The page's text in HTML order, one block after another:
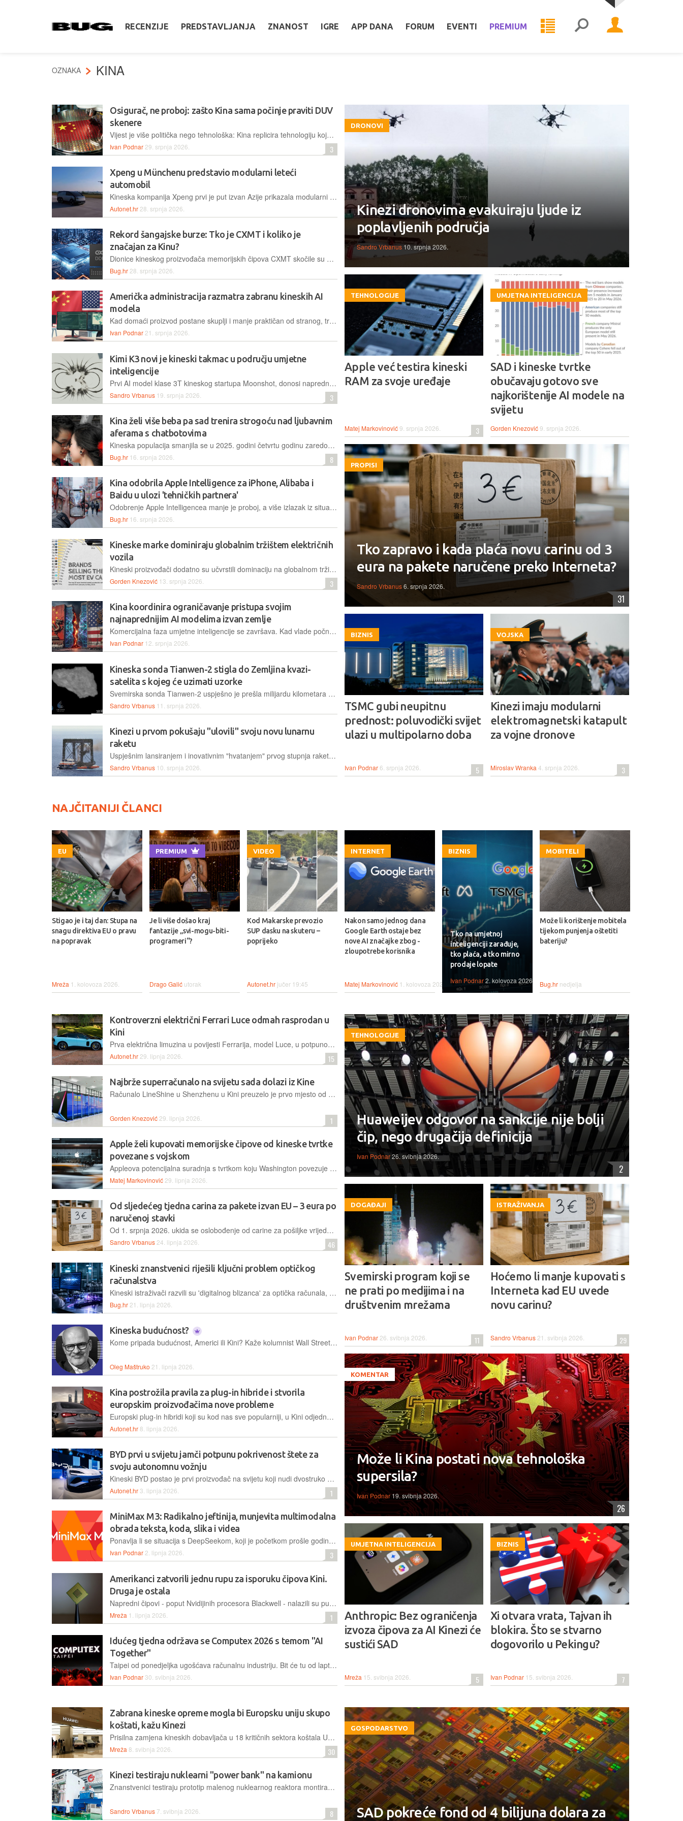
RECENZIJE PREDSTAVLJANJA ZNANOST IGRE APP DANA FORUM EVENTI PREMIUM
OZNAKA KINA
Osigurač, ne proboj: zašto Kina sama počinje praviti DUV
skenere
Vijest je više politička nego tehnološka: Kina replicira tehnologiju koju tržište već postupno potiskuje, dok joj je pristup onoj sljedećoj i važnijoj i dalje blokiran.
Ivan Podnar 29. srpnja 2026. 3
Xpeng u Münchenu predstavio modularni leteći
automobil
Kineska kompanija Xpeng prvi je put izvan Azije prikazala modularni leteći automobil s odvojivom letjelicom, čija je masovna proizvodnja planirana već za ovu godinu
Autonet.hr 28. srpnja 2026.
Rekord šangajske burze: Tko je CXMT i koliko je
značajan za Kinu?
Dionice kineskog proizvođača memorijskih čipova CXMT skočile su u ponedjeljak oko 466 posto u prvom danu trgovanja na šangajskoj burzi, čime je tvrtka osnovana tek 2016. godine postala najvrednija kompanija uvrštena u ponudu na kineskom tržištu kapitala
Bug.hr 28. srpnja 2026.
Američka administracija razmatra zabranu kineskih AI
modela
Kad domaći proizvod postane skuplji i manje praktičan od stranog, tržišna logika nalaže da se odgovori boljim i jeftinijim proizvodom. Umjesto toga razmatra se administrativno presijecanje pristupa, po sistemu koji podsjeća na carinsku politiku posljednjih godina, samo prevedenu iz čelika i soje u modele umjetne inteligencije
Ivan Podnar 21. srpnja 2026.
Kimi K3 novi je kineski takmac u području umjetne
inteligencije
Prvi AI model klase 3T kineskog startupa Moonshot, donosi napredne mogućnosti vizualnog zaključivanja i kodiranja, a navodno se može mjeriti s Fableom 5 i sličnima
Sandro Vrbanus 19. srpnja 2026. 3
Kina želi više beba pa sad trenira strogoću nad ljubavnim
aferama s chatbotovima
Kineska populacija smanjila se u 2025. godini četvrtu godinu zaredom, pavši na 1,405 milijardi. Desetljeća rigorozne politike jednog djeteta ostavila su iza sebe društvo koje rapidno stari, a u utrci između hladnih algoritama i toplih ljudskih priča, država je odlučila intervenirati
Bug.hr 16. srpnja 2026. 8
Kina odobrila Apple Intelligence za iPhone, Alibaba i
Baidu u ulozi 'tehničkih partnera'
Odobrenje Apple Intelligencea manje je proboj, a više izlazak iz situacije u kojoj je tvrtka na jednom od svojih najvažnijih tržišta prodavala uređaj s isključenom funkcijom koju je globalno koristila kao razlog za kupnju
Bug.hr 16. srpnja 2026.
Kineske marke dominiraju globalnim tržištem električnih
vozila
Kineski proizvođači dodatno su učvrstili dominaciju na globalnom tržištu električnih vozila
Gorden Knezović 13. srpnja 2026. 3
Kina koordinira ograničavanje pristupa svojim
najnaprednijim AI modelima izvan zemlje
Komercijalna faza umjetne inteligencije se završava. Kad vlade počnu propisivati tko smije vidjeti težine modela ili koristiti njegov API ovisno o putovnici, umjetna inteligencija postala je nova nafta, ili još gore, novo oružje
Ivan Podnar 12. srpnja 2026.
Kineska sonda Tianwen-2 stigla do Zemljina kvazi-
satelita s kojeg će uzimati uzorke
Svemirska sonda Tianwen-2 uspješno je prešla milijardu kilometara kako bi istražila neobični asteroid Kamoʻoalewa, s ciljem prikupljanja uzoraka i otkrivanja njegova mogućeg mjesečevog podrijetla
Sandro Vrbanus 11. srpnja 2026.
Kinezi u prvom pokušaju "ulovili" svoju novu lunarnu
raketu
Uspješnim lansiranjem i inovativnim "hvatanjem" prvog stupnja rakete, Kina je prekinula američki monopol na višekratnu raketnu tehnologiju i postavila temelje za slanje taikonauta na Mjesec
Sandro Vrbanus 10. srpnja 2026.
DRONOVI
Kinezi dronovima evakuiraju ljude iz
poplavljenih područja
Sandro Vrbanus10. srpnja 2026.
TEHNOLOGIJE
Apple već testira kineski
RAM za svoje uređaje
Matej Markovinović9. srpnja 2026. 3
UMJETNA INTELIGENCIJA
SAD i kineske tvrtke
obučavaju gotovo sve
najkorištenije AI modele na
svijetu
Gorden Knezović9. srpnja 2026.
PROPISI
Tko zapravo i kada plaća novu carinu od 3
eura na pakete naručene preko Interneta?
Sandro Vrbanus6. srpnja 2026.
31
BIZNIS
TSMC gubi neupitnu
prednost: poluvodički svijet
ulazi u multipolarno doba
Ivan Podnar 6. srpnja 2026. 5
VOJSKA
Kinezi imaju modularni
elektromagnetski katapult
za vojne dronove
Miroslav Wranka 4. srpnja 2026. 3
NAJČITANIJI ČLANCI
EU
Stigao je i taj dan: Stupa na
snagu direktiva EU o pravu
na popravak
Mreža 1. kolovoza 2026.
PREMIUM
Je li više došao kraj
fantazije „svi-mogu-biti-
programeri“?
Drago Galić utorak
VIDEO
Kod Makarske prevozio
SUP dasku na skuteru –
poprijeko
Autonet.hr jučer 19:45
INTERNET
Nakon samo jednog dana
Google Earth ostaje bez
nove AI značajke zbog -
zloupotrebe korisnika
Matej Markovinović 1. kolovoza 2026.
BIZNIS
Tko na umjetnoj
inteligenciji zarađuje,
tko plaća, a tko mirno
prodaje lopate
Ivan Podnar2. kolovoza 2026.
MOBITELI
Može li korištenje mobitela
tijekom punjenja oštetiti
bateriju?
Bug.hr nedjelja
Kontroverzni električni Ferrari Luce odmah rasprodan u
Kini
Prva električna limuzina u povijesti Ferrarija, model Luce, u potpunosti je rasprodana na kineskom tržištu odmah nakon lansiranja, unatoč snažnim kritikama javnosti i smjenama u vrhu tvrtke
Autonet.hr 29. lipnja 2026. 15
Najbrže superračunalo na svijetu sada dolazi iz Kine
Računalo LineShine u Shenzhenu u Kini preuzelo je prvo mjesto od vodećeg američkog superračunala El Capitan na najnovijoj ljestvici TOP500, objavljenoj 23. lipnja ove godine
Gorden Knezović 29. lipnja 2026. 1
Apple želi kupovati memorijske čipove od kineske tvrtke
povezane s vojskom
Appleova potencijalna suradnja s tvrtkom koju Washington povezuje s kineskom vojskom mogla bi izazvati političke kritike i otvoriti pitanja o sigurnosti opskrbnih lanaca
Matej Markovinović 29. lipnja 2026.
Od sljedećeg tjedna carina za pakete izvan EU – 3 eura po
naručenoj stavki
Od 1. srpnja 2026. ukida se oslobođenje od carine za pošiljke vrijednosti do 150 eura, koje stižu iz zemalja izvan Europske unije i uvodi se fiksna carinska pristojba od 3 eura za svaku stavku pošiljke
Sandro Vrbanus 24. lipnja 2026. 46
Kineski znanstvenici riješili ključni problem optičkog
računalstva
Kineski istraživači razvili su 'digitalnog blizanca' za optička računala, softverski model koji omogućuje testiranje bez pristupa skupom hardveru, drastično ubrzavajući razvoj AI tehnologija
Bug.hr 21. lipnja 2026.
Kineska budućnost?
Kome pripada budućnost, Americi ili Kini? Kaže kolumnist Wall Street Journala, pokušavajući biti duhovit, mi (Ameri) imamo Apple, NBA i Sydney Sweeney, a što ima Kina?
Oleg Maštruko 21. lipnja 2026.
Kina postrožila pravila za plug-in hibride i stvorila
europskim proizvođačima nove probleme
Europski plug-in hibridi koji su kod nas sve popularniji, u Kini odjednom djeluju kao tehnologija prošle generacije, a sve zbog novih pravila
Autonet.hr8. lipnja 2026.
BYD prvi u svijetu jamči potpunu pokrivenost štete za
svoju autonomnu vožnju
Kineski BYD postao je prvi proizvođač na svijetu koji nudi dvostruko pokriće štete koju bi mogli izazvati njihovi napredni sustave pomoći vozaču, za sada samo na području Kine
Autonet.hr 3. lipnja 2026. 1
MiniMax M3: Radikalno jeftinija, munjevita multimodalna
obrada teksta, koda, slika i videa
Ponavlja li se situacija s DeepSeekom, koji je početkom prošle godine izazvao uzbunu među zapadnim AI kompanijama? Šangajski startup MiniMax koristi istu formulu: ekstremnu jeftinoću i model distribucije koji izravno potkopava poslovne modele Silicijske doline
Ivan Podnar 2. lipnja 2026. 3
Amerikanci zatvorili jednu rupu za isporuku čipova Kini.
Druga je ostala
Napredni čipovi - poput Nvidijinih procesora Blackwell - nalazili su put do podružnica kineskih kompanija koje se nalaze izvan Kine.
Mreža 1. lipnja 2026. 1
Idućeg tjedna održava se ​​​​​​​Computex 2026 s temom "AI
Together"
Taipei od ponedjeljka ugošćava računalnu industriju. Bit će tu od laptopa za 300 dolara do Nvidijinih superračunala, Computex 2026 donosi konkretne odgovore na mnoga pitanja
Ivan Podnar 30. svibnja 2026.
TEHNOLOGIJE
Huaweijev odgovor na sankcije nije bolji
čip, nego drugačija definicija
Ivan Podnar26. svibnja 2026.
2
DOGAĐAJI
Svemirski program koji se
ne prati po medijima i na
društvenim mrežama
Ivan Podnar 26. svibnja 2026. 11
ISTRAŽIVANJA
Hoćemo li manje kupovati s
Interneta kad EU uvede
novu carinu?
Sandro Vrbanus 21. svibnja 2026. 29
KOMENTAR
Može li Kina postati nova tehnološka
supersila?
Ivan Podnar 19. svibnja 2026.
26
UMJETNA INTELIGENCIJA
Anthropic: Bez ograničenja
izvoza čipova za AI Kinezi će
sustići SAD
Mreža 15. svibnja 2026. 5
BIZNIS
Xi otvara vrata, Tajvan ih
blokira. Što se stvarno
dogovorilo u Pekingu?
Ivan Podnar 15. svibnja 2026. 7
Zabrana kineske opreme mogla bi Europsku uniju skupo
koštati, kažu Kinezi
Prisilna zamjena kineskih dobavljača u 18 kritičnih sektora koštala Uniju 367,8 milijardi eura (432,83 mlrd. USD) između 2026. i 2030.
Mreža 8. svibnja 2026. 30
Kinezi testiraju nuklearni "power bank" na kamionu
Znanstvenici testiraju prototip malenog nuklearnog reaktora montiranog na vozilo, sposobnog osigurati dugoročnu energetsku stabilnost za AI centre i specifične industrijske potrebe
Sandro Vrbanus 7. svibnja 2026. 8
GOSPODARSTVO
SAD pokreće fond od 4 bilijuna dolara za